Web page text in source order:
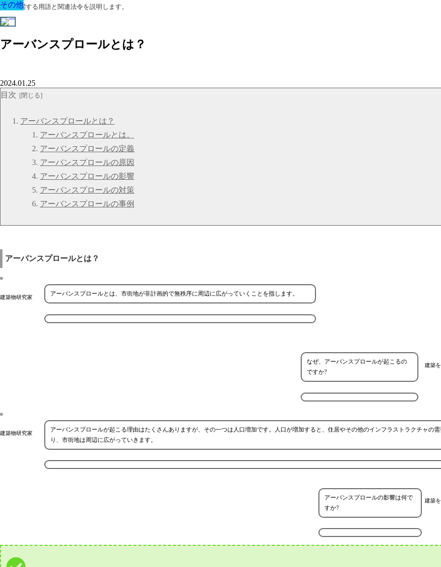
建築に関する用語と関連法令を説明します。
アーバンスプロールとは？
その他
2024.01.25
目次
アーバンスプロールとは？
アーバンスプロールとは。
アーバンスプロールの定義
アーバンスプロールの原因
アーバンスプロールの影響
アーバンスプロールの対策
アーバンスプロールの事例
アーバンスプロールとは？
建築物研究家 アーバンスプロールとは、市街地が非計画的で無秩序に周辺に広がっていくことを指します。
建築
なぜ、アーバンスプロールが起こるの
ですか?
建築物研究家
アーバンスプロールが起こる理由はたくさんありますが、その一つは人口増加です。人口が増加すると、住居やその他のインフラストラクチャの
り、市街地は周辺に広がっていきます。
建築
アーバンスプロールの影響は何で
すか?
その他
その他
その他
その他
その他
その他